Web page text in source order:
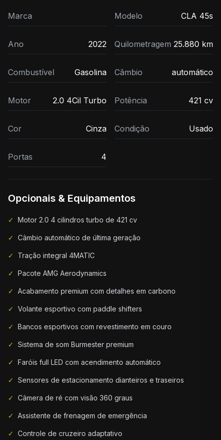
Marca Modelo CLA 45s
Ano 2022 Quilometragem 25.880 km
Combustível Gasolina Câmbio automático
Motor 2.0 4Cil Turbo Potência 421 cv
Cor Cinza Condição Usado
Portas 4
Opcionais & Equipamentos
✓ Motor 2.0 4 cilindros turbo de 421 cv
✓ Câmbio automático de última geração
✓ Tração integral 4MATIC
✓ Pacote AMG Aerodynamics
✓ Acabamento premium com detalhes em carbono
✓ Volante esportivo com paddle shifters
✓ Bancos esportivos com revestimento em couro
✓ Sistema de som Burmester premium
✓ Faróis full LED com acendimento automático
✓ Sensores de estacionamento dianteiros e traseiros
✓ Câmera de ré com visão 360 graus
✓ Assistente de frenagem de emergência
✓ Controle de cruzeiro adaptativo